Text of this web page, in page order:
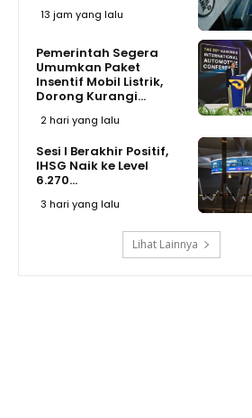
13 jam yang lalu
Pemerintah Segera
Umumkan Paket
Insentif Mobil Listrik,
Dorong Kurangi...
2 hari yang lalu
Sesi I Berakhir Positif,
IHSG Naik ke Level
6.270...
3 hari yang lalu
Lihat Lainnya